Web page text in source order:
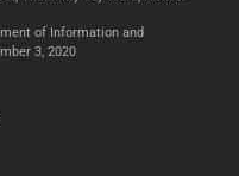
of Information and
3, 2020